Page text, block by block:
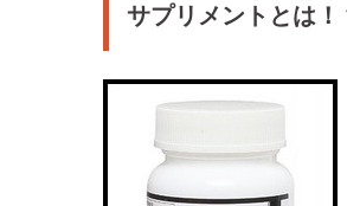
サプリメントとは！